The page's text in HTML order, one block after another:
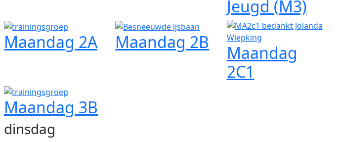
Jeugd (M3)
Maandag 2A Maandag 2B
Maandag
2C1
Maandag 3B
dinsdag